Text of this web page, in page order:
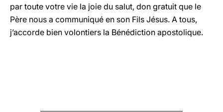
par toute votre vie la joie du salut, don gratuit que le
Père nous a communiqué en son Fils Jésus. A tous,
j’accorde bien volontiers la Bénédiction apostolique.